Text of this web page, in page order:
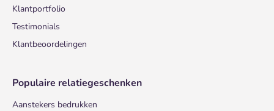
Klantportfolio
Testimonials
Klantbeoordelingen
Populaire relatiegeschenken
Aanstekers bedrukken